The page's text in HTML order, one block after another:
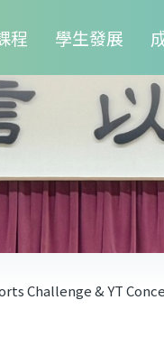
程 學生發展
Challenge & YT